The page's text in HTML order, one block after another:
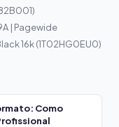
| Pagewide
16k (1T02HG0EU0)
Como